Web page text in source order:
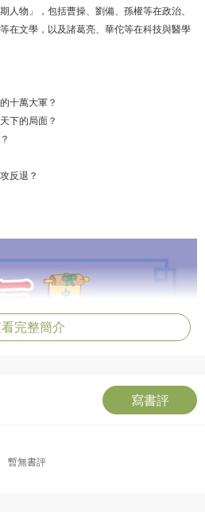
物」，包括曹操、劉備、孫權等在政治、
在文學，以及諸葛亮、華佗等在科技與醫學
十萬大軍？
下的局面？
反退？
完整簡介
寫書評
暫無書評